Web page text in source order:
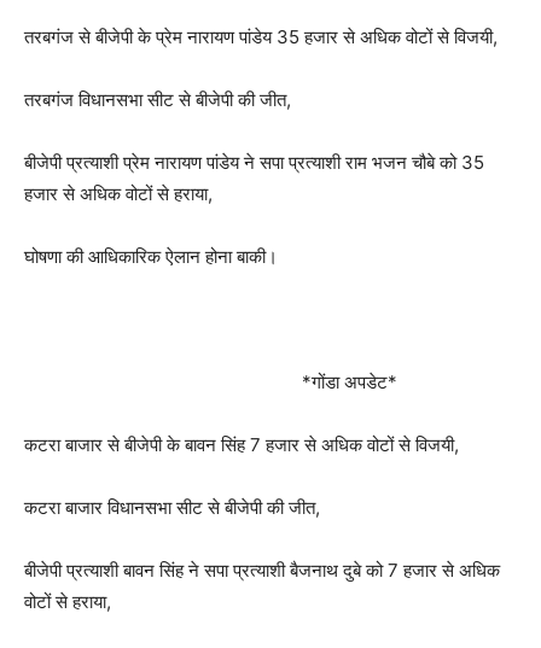
तरबगंज से बीजेपी के प्रेम नारायण पांडेय 35 हजार से अधिक वोटों से विजयी,
तरबगंज विधानसभा सीट से बीजेपी की जीत,
बीजेपी प्रत्याशी प्रेम नारायण पांडेय ने सपा प्रत्याशी राम भजन चौबे को 35
हजार से अधिक वोटों से हराया,
घोषणा की आधिकारिक ऐलान होना बाकी।
*गोंडा अपडेट*
कटरा बाजार से बीजेपी के बावन सिंह 7 हजार से अधिक वोटों से विजयी,
कटरा बाजार विधानसभा सीट से बीजेपी की जीत,
बीजेपी प्रत्याशी बावन सिंह ने सपा प्रत्याशी बैजनाथ दुबे को 7 हजार से अधिक
वोटों से हराया,